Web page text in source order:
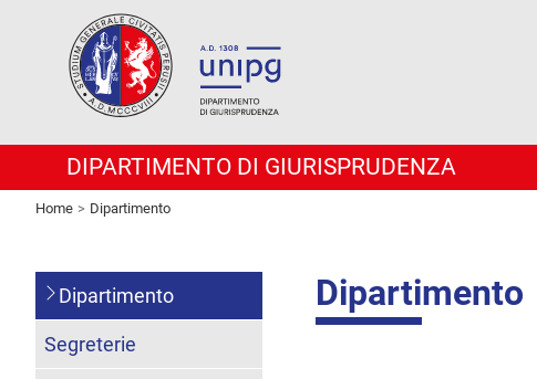
DIPARTIMENTO DI GIURISPRUDENZA
Home Dipartimento
Dipartimento
Dipartimento
Segreterie